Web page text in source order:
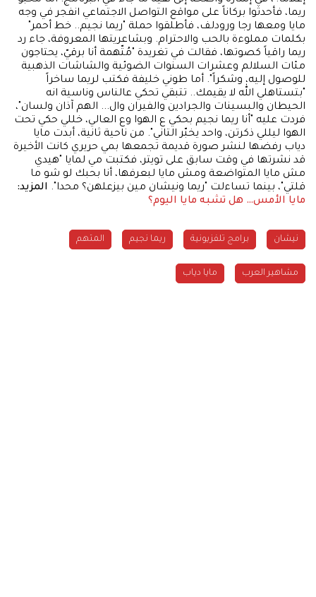
ريما، فأحدثوا بركاناً على مواقع التواصل الاجتماعي انفجر في وجه
مايا ومعها رجا ورودلف، فأطلقوا حملة "ريما نجيم.. خط أحمر"
بكلمات مملوءة بالحب والاحترام. وبشاعريتها المعروفة، جاء رد
ريما راقياً كصوتها، فقالت في تغريدة "مُتّهمة أنا برقيّ، يحتاجون
مئات السلالم وعشرات السنوات الضوئية والشاشات الذهبية
للوصول إليه، وشكراً". أما طوني خليفة فكتب لريما ساخراً
"بتستاهلي الله لا يقيمك.. تتبقي تحكي عالناس وناسية انه
الحيطان والبسينات والجرادين والفيران وال... الهم آذان ولسان"،
فردت عليه "أنا ريما نجيم بحكي ع الهوا وع العالي، خللي حكي تحت
الهوا ليللي ذكرتن، واحد يخبّر التاني". من ناحية ثانية، أبدت مايا
دياب رفضها لنشر صورة قديمة تجمعها بمي حريري كانت الأخيرة
قد نشرتها في وقت سابق على تويتر، فكتبت مي لمايا "هيدي
مش مايا المتواضعة ومش مايا لبعرفها، أنا بحبك لو شو ما
قلتي"، بينما تساءلت "ريما ونيشان مين بيزعلهن؟ محدا". المزيد:
مايا الأمس… هل تشبه مايا اليوم؟
نيشان برامج تلفزيونية ريما نجيم المتهم
مشاهير العرب مايا دياب